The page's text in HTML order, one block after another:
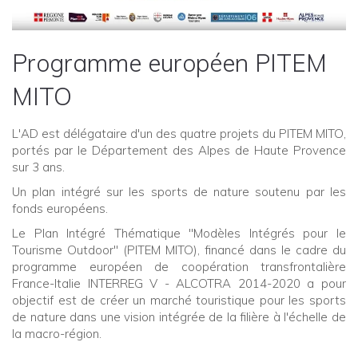
Programme européen PITEM
MITO
L'AD est délégataire d'un des quatre projets du PITEM MITO,
portés par le Département des Alpes de Haute Provence
sur 3 ans.
Un plan intégré sur les sports de nature soutenu par les
fonds européens.
Le Plan Intégré Thématique "Modèles Intégrés pour le
Tourisme Outdoor" (PITEM MITO), financé dans le cadre du
programme européen de coopération transfrontalière
France-Italie INTERREG V - ALCOTRA 2014-2020 a pour
objectif est de créer un marché touristique pour les sports
de nature dans une vision intégrée de la filière à l'échelle de
la macro-région.